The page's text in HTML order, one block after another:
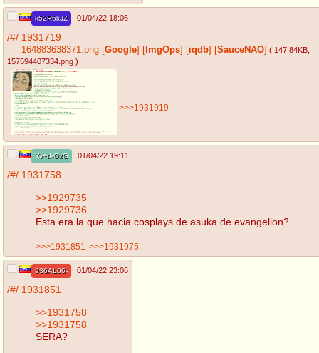
k52R6kJZ 01/04/22 18:06
/#/ 1931719
164883638371.png Google ImgOps iqdb SauceNAO ( 147.84KB
157594407334.png )
>>>1931919
Yv+d-OzG 01/04/22 19:11
/#/ 1931758
>>1929735
>>1929736
Esta era la que hacia cosplays de asuka de evangelion?
>>>1931851 >>>1931975
936AL06- 01/04/22 23:06
/#/ 1931851
>>1931758
>>1931758
SERA?